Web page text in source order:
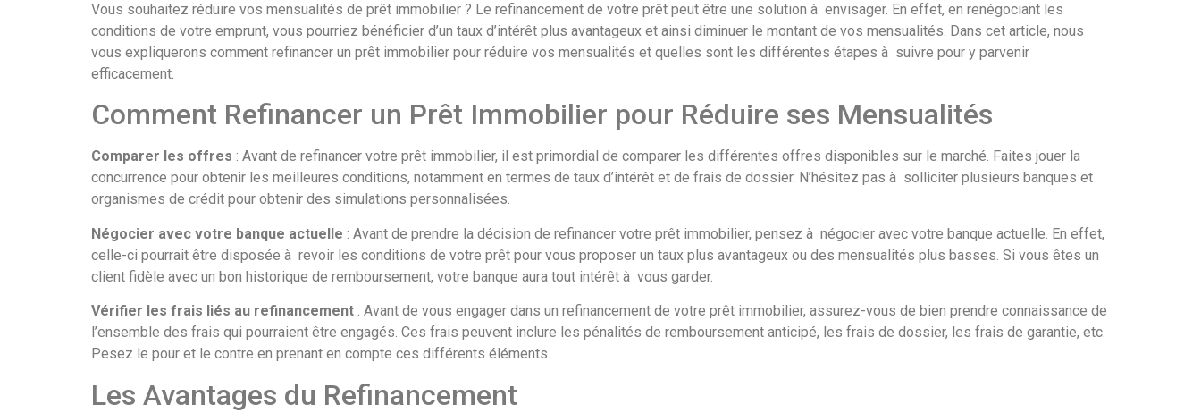
Vous souhaitez réduire vos mensualités de prêt immobilier ? Le refinancement de votre prêt peut être une solution à envisager. En effet, en renégociant les
conditions de votre emprunt, vous pourriez bénéficier d’un taux d’intérêt plus avantageux et ainsi diminuer le montant de vos mensualités. Dans cet article, nous
vous expliquerons comment refinancer un prêt immobilier pour réduire vos mensualités et quelles sont les différentes étapes à suivre pour y parvenir
efficacement.
Comment Refinancer un Prêt Immobilier pour Réduire ses Mensualités
Comparer les offres : Avant de refinancer votre prêt immobilier, il est primordial de comparer les différentes offres disponibles sur le marché. Faites jouer la
concurrence pour obtenir les meilleures conditions, notamment en termes de taux d’intérêt et de frais de dossier. N’hésitez pas à solliciter plusieurs banques et
organismes de crédit pour obtenir des simulations personnalisées.
Négocier avec votre banque actuelle : Avant de prendre la décision de refinancer votre prêt immobilier, pensez à négocier avec votre banque actuelle. En effet,
celle-ci pourrait être disposée à revoir les conditions de votre prêt pour vous proposer un taux plus avantageux ou des mensualités plus basses. Si vous êtes un
client fidèle avec un bon historique de remboursement, votre banque aura tout intérêt à vous garder.
Vérifier les frais liés au refinancement : Avant de vous engager dans un refinancement de votre prêt immobilier, assurez-vous de bien prendre connaissance de
l’ensemble des frais qui pourraient être engagés. Ces frais peuvent inclure les pénalités de remboursement anticipé, les frais de dossier, les frais de garantie, etc.
Pesez le pour et le contre en prenant en compte ces différents éléments.
Les Avantages du Refinancement